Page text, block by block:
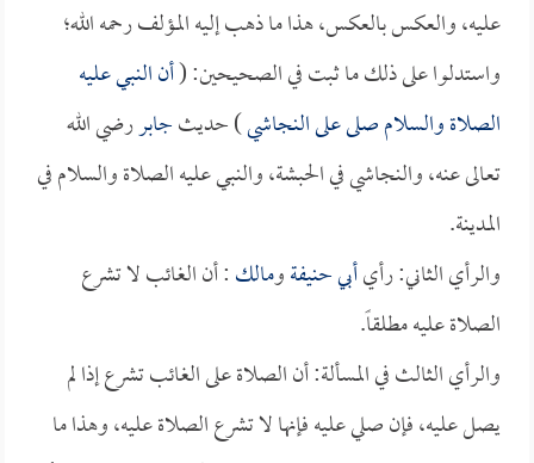
عليه، والعكس بالعكس، هذا ما ذهب إليه المؤلف رحمه الله؛
واستدلوا على ذلك ما ثبت في الصحيحين: (أن النبي عليه
الصلاة والسلام صلى على النجاشي) حديثجابررضي الله
تعالى عنه، والنجاشي في الحبشة، والنبي عليه الصلاة والسلام في
المدينة.
والرأي الثاني: رأيأبي حنيفةومالك: أن الغائب لا تشرع
الصلاة عليه مطلقاً.
والرأي الثالث في المسألة: أن الصلاة على الغائب تشرع إذا لم
يصل عليه، فإن صلي عليه فإنها لا تشرع الصلاة عليه، وهذا ما